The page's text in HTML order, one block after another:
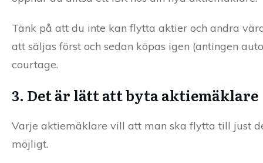
Tänk på att du inte kan flytta aktier och andra
att säljas först och sedan köpas igen (antingen
courtage.
3. Det är lätt att byta aktiemäklare
Varje aktiemäklare vill att man ska flytta till just
möjligt.